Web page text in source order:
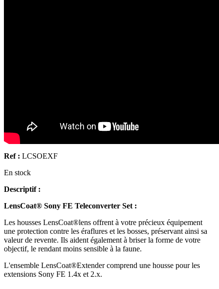
Ref : LCSOEXF
En stock
Descriptif :
LensCoat® Sony FE Teleconverter Set :
Les housses LensCoat®lens offrent à votre précieux équipement
une protection contre les éraflures et les bosses, préservant ainsi sa
valeur de revente. Ils aident également à briser la forme de votre
objectif, le rendant moins sensible à la faune.
L'ensemble LensCoat®Extender comprend une housse pour les
extensions Sony FE 1.4x et 2.x.